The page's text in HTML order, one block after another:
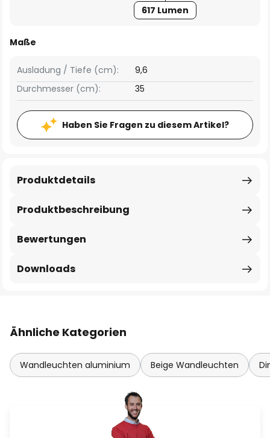
617 Lumen
Maße
Ausladung / Tiefe (cm):
9,6
Durchmesser (cm):
35
Haben Sie Fragen zu diesem Artikel?
Produktbeschreibung
Produktdetails
Bewertungen
Downloads
Ähnliche Kategorien
Wandleuchten aluminium Beige Wandleuchten